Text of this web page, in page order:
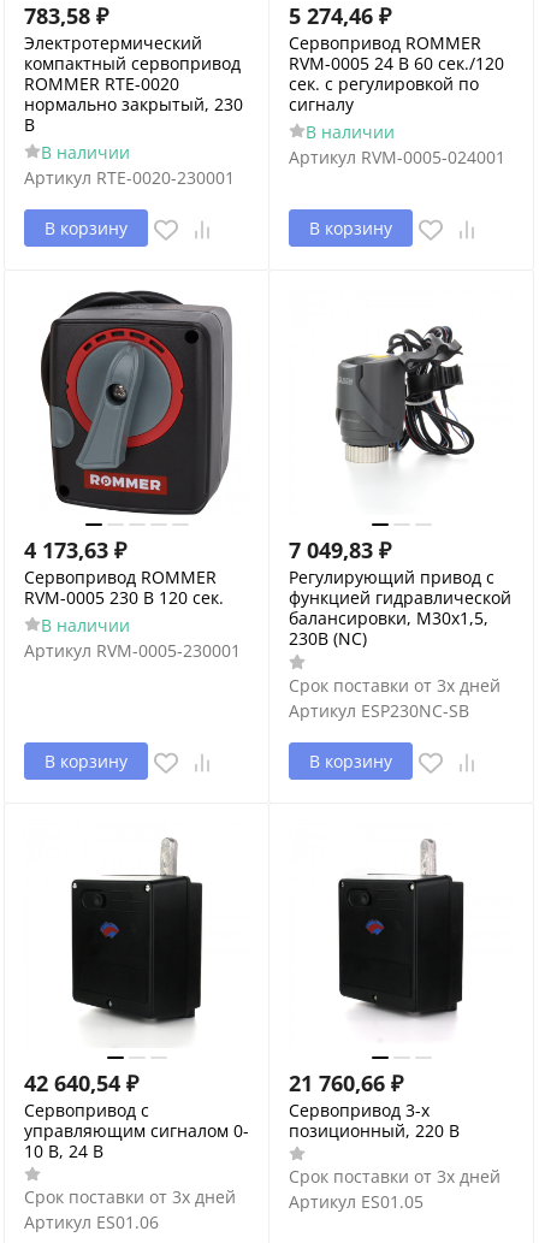
783,58 ₽
Электротермический
компактный сервопривод
ROMMER RTE-0020
нормально закрытый, 230
В
В наличии
Артикул RTE-0020-230001
В корзину
5 274,46 ₽
Сервопривод ROMMER
RVM-0005 24 В 60 сек./120
сек. c регулировкой по
сигналу
В наличии
Артикул RVM-0005-024001
В корзину
4 173,63 ₽
Сервопривод ROMMER
RVM-0005 230 В 120 сек.
В наличии
Артикул RVM-0005-230001
В корзину
7 049,83 ₽
Регулирующий привод с
функцией гидравлической
балансировки, M30x1,5,
230B (NC)
Срок поставки от 3х дней
Артикул ESP230NC-SB
В корзину
42 640,54 ₽
Сервопривод с
управляющим сигналом 0-
10 В, 24 В
Срок поставки от 3х дней
Артикул ES01.06
21 760,66 ₽
Сервопривод 3-х
позиционный, 220 В
Срок поставки от 3х дней
Артикул ES01.05